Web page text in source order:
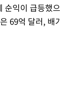
익이 급등했
69억 달러, 배